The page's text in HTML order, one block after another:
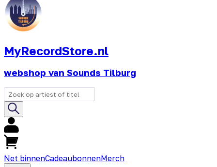
MyRecordStore.nl
webshop van Sounds Tilburg
Net binnenCadeaubonnenMerch